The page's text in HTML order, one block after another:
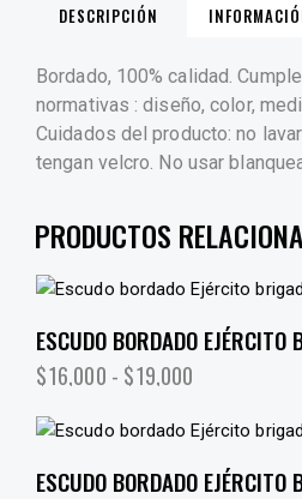
DESCRIPCIÓN
Bordado, 100% calidad.
normativas : diseño, color,
Cuidados del producto: no
tengan velcro. No usar
PRODUCTOS
ESCUDO BORDADO EJÉRCITO
$16,000 - $19,000
ESCUDO BORDADO EJÉRCITO